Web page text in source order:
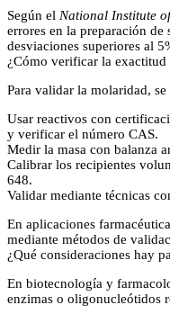
Según el National Institute
errores en la preparación de
desviaciones superiores al
¿Cómo verificar la
Para validar la molaridad, se
Usar reactivos con
y verificar el número CAS.
Medir la masa con balanza
Calibrar los recipientes
648.
Validar mediante técnicas
En aplicaciones
mediante métodos de
¿Qué consideraciones hay
En biotecnología y
enzimas o oligonucleótidos